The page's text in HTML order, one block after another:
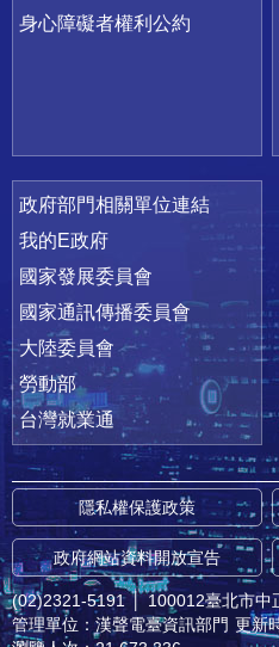
身心障礙者權利公約
政府部門相關單位連結
我的E政府
國家發展委員會
國家通訊傳播委員會
大陸委員會
勞動部
台灣就業通
隱私權保護政策
政府網站資料開放宣告
(02)2321-5191 │ 100012臺北市中
管理單位：漢聲電臺資訊部門 更新